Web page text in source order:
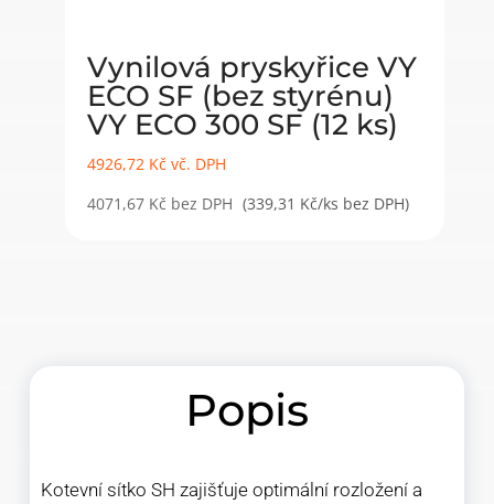
Vynilová pryskyřice VY
ECO SF (bez styrénu)
VY ECO 300 SF (12 ks)
4926,72 Kč vč. DPH
4071,67 Kč bez DPH (339,31 Kč/ks bez DPH)
Popis
Kotevní sítko SH zajišťuje optimální rozložení a